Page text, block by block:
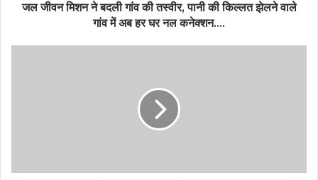
जल जीवन मिशन ने बदली गांव की तस्वीर, पानी की किल्लत झेलने वाले
गांव में अब हर घर नल कनेक्शन….